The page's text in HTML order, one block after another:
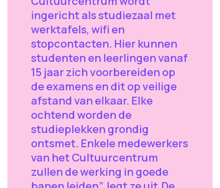
ingericht als studiezaal met
werktafels, wifi en
stopcontacten. Hier kunnen
studenten en leerlingen vanaf
15 jaar zich voorbereiden op
de examens en dit op veilige
afstand van elkaar. Elke
ochtend worden de
studieplekken grondig
ontsmet. Enkele medewerkers
van het Cultuurcentrum
zullen de werking in goede